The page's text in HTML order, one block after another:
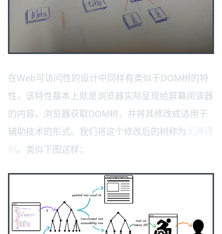
在Web可访问性的设计中同样有类似于DOM树的特
性，该特性基本上就是浏览器实际呈现给屏幕阅读器
的内容。浏览器获取DOM树，并将其修改成适用于
辅助技术的形式。我们将这个修改后的树称为
。类似下图这样：